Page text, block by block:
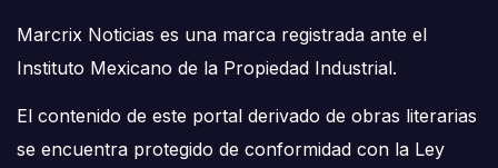
Marcrix Noticias es una marca registrada ante el
Instituto Mexicano de la Propiedad Industrial.
El contenido de este portal derivado de obras literarias
se encuentra protegido de conformidad con la Ley